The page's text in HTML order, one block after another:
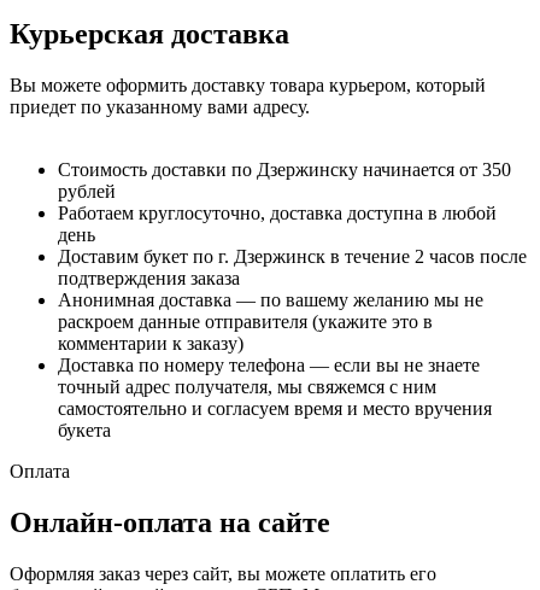
Курьерская доставка
Вы можете оформить доставку товара курьером, который
приедет по указанному вами адресу.
Стоимость доставки по Дзержинску начинается от 350
рублей
Работаем круглосуточно, доставка доступна в любой
день
Доставим букет по г. Дзержинск в течение 2 часов после
подтверждения заказа
Анонимная доставка — по вашему желанию мы не
раскроем данные отправителя (укажите это в
комментарии к заказу)
Доставка по номеру телефона — если вы не знаете
точный адрес получателя, мы свяжемся с ним
самостоятельно и согласуем время и место вручения
букета
Оплата
Онлайн-оплата на сайте
Оформляя заказ через сайт, вы можете оплатить его